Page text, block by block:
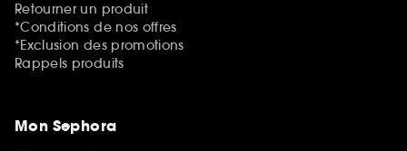
Retourner un produit
*Conditions de nos offres
*Exclusion des promotions
Rappels produits
Mon Sephora